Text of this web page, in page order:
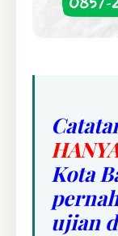
Kota
ujian